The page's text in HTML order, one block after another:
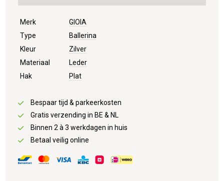
Merk
GIOIA
Type
Ballerina
Kleur
Zilver
Materiaal
Leder
Hak
Plat
Bespaar tijd & parkeerkosten
Gratis verzending in BE & NL
Binnen 2 à 3 werkdagen in huis
Betaal veilig online